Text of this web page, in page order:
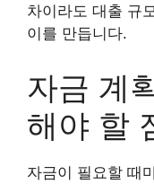
차이라도 대출 규
이를 만듭니다.
자금 계
해야 할
자금이 필요할 때